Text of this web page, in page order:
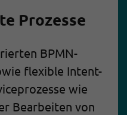
Prozesse
BPMN-
flexible Intent-
wie
Bearbeiten von